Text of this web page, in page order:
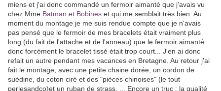
miens et j'ai donc commandé un fermoir aimanté que j'avais vu
chez Mme Batman et Bobines et qui me semblait très bien. Au
moment du montage je me suis rendue compte que je n'avais
pas pensé que le fermoir de mes bracelets était vraiment plus
long (du fait de l'attache et de l'anneau) que le fermoir aimanté...
donc forcément le bracelet tissé était trop court... J'en ai donc
refait un autre pendant mes vacances en Bretagne. Au retour j'ai
fait le montage, avec une petite chaine dorée, un cordon de
suédine, du coton ciré et des "pièces chinoises" (le tout
perlesandco)et un ruban de strass. ... Encore un truc : la qualité